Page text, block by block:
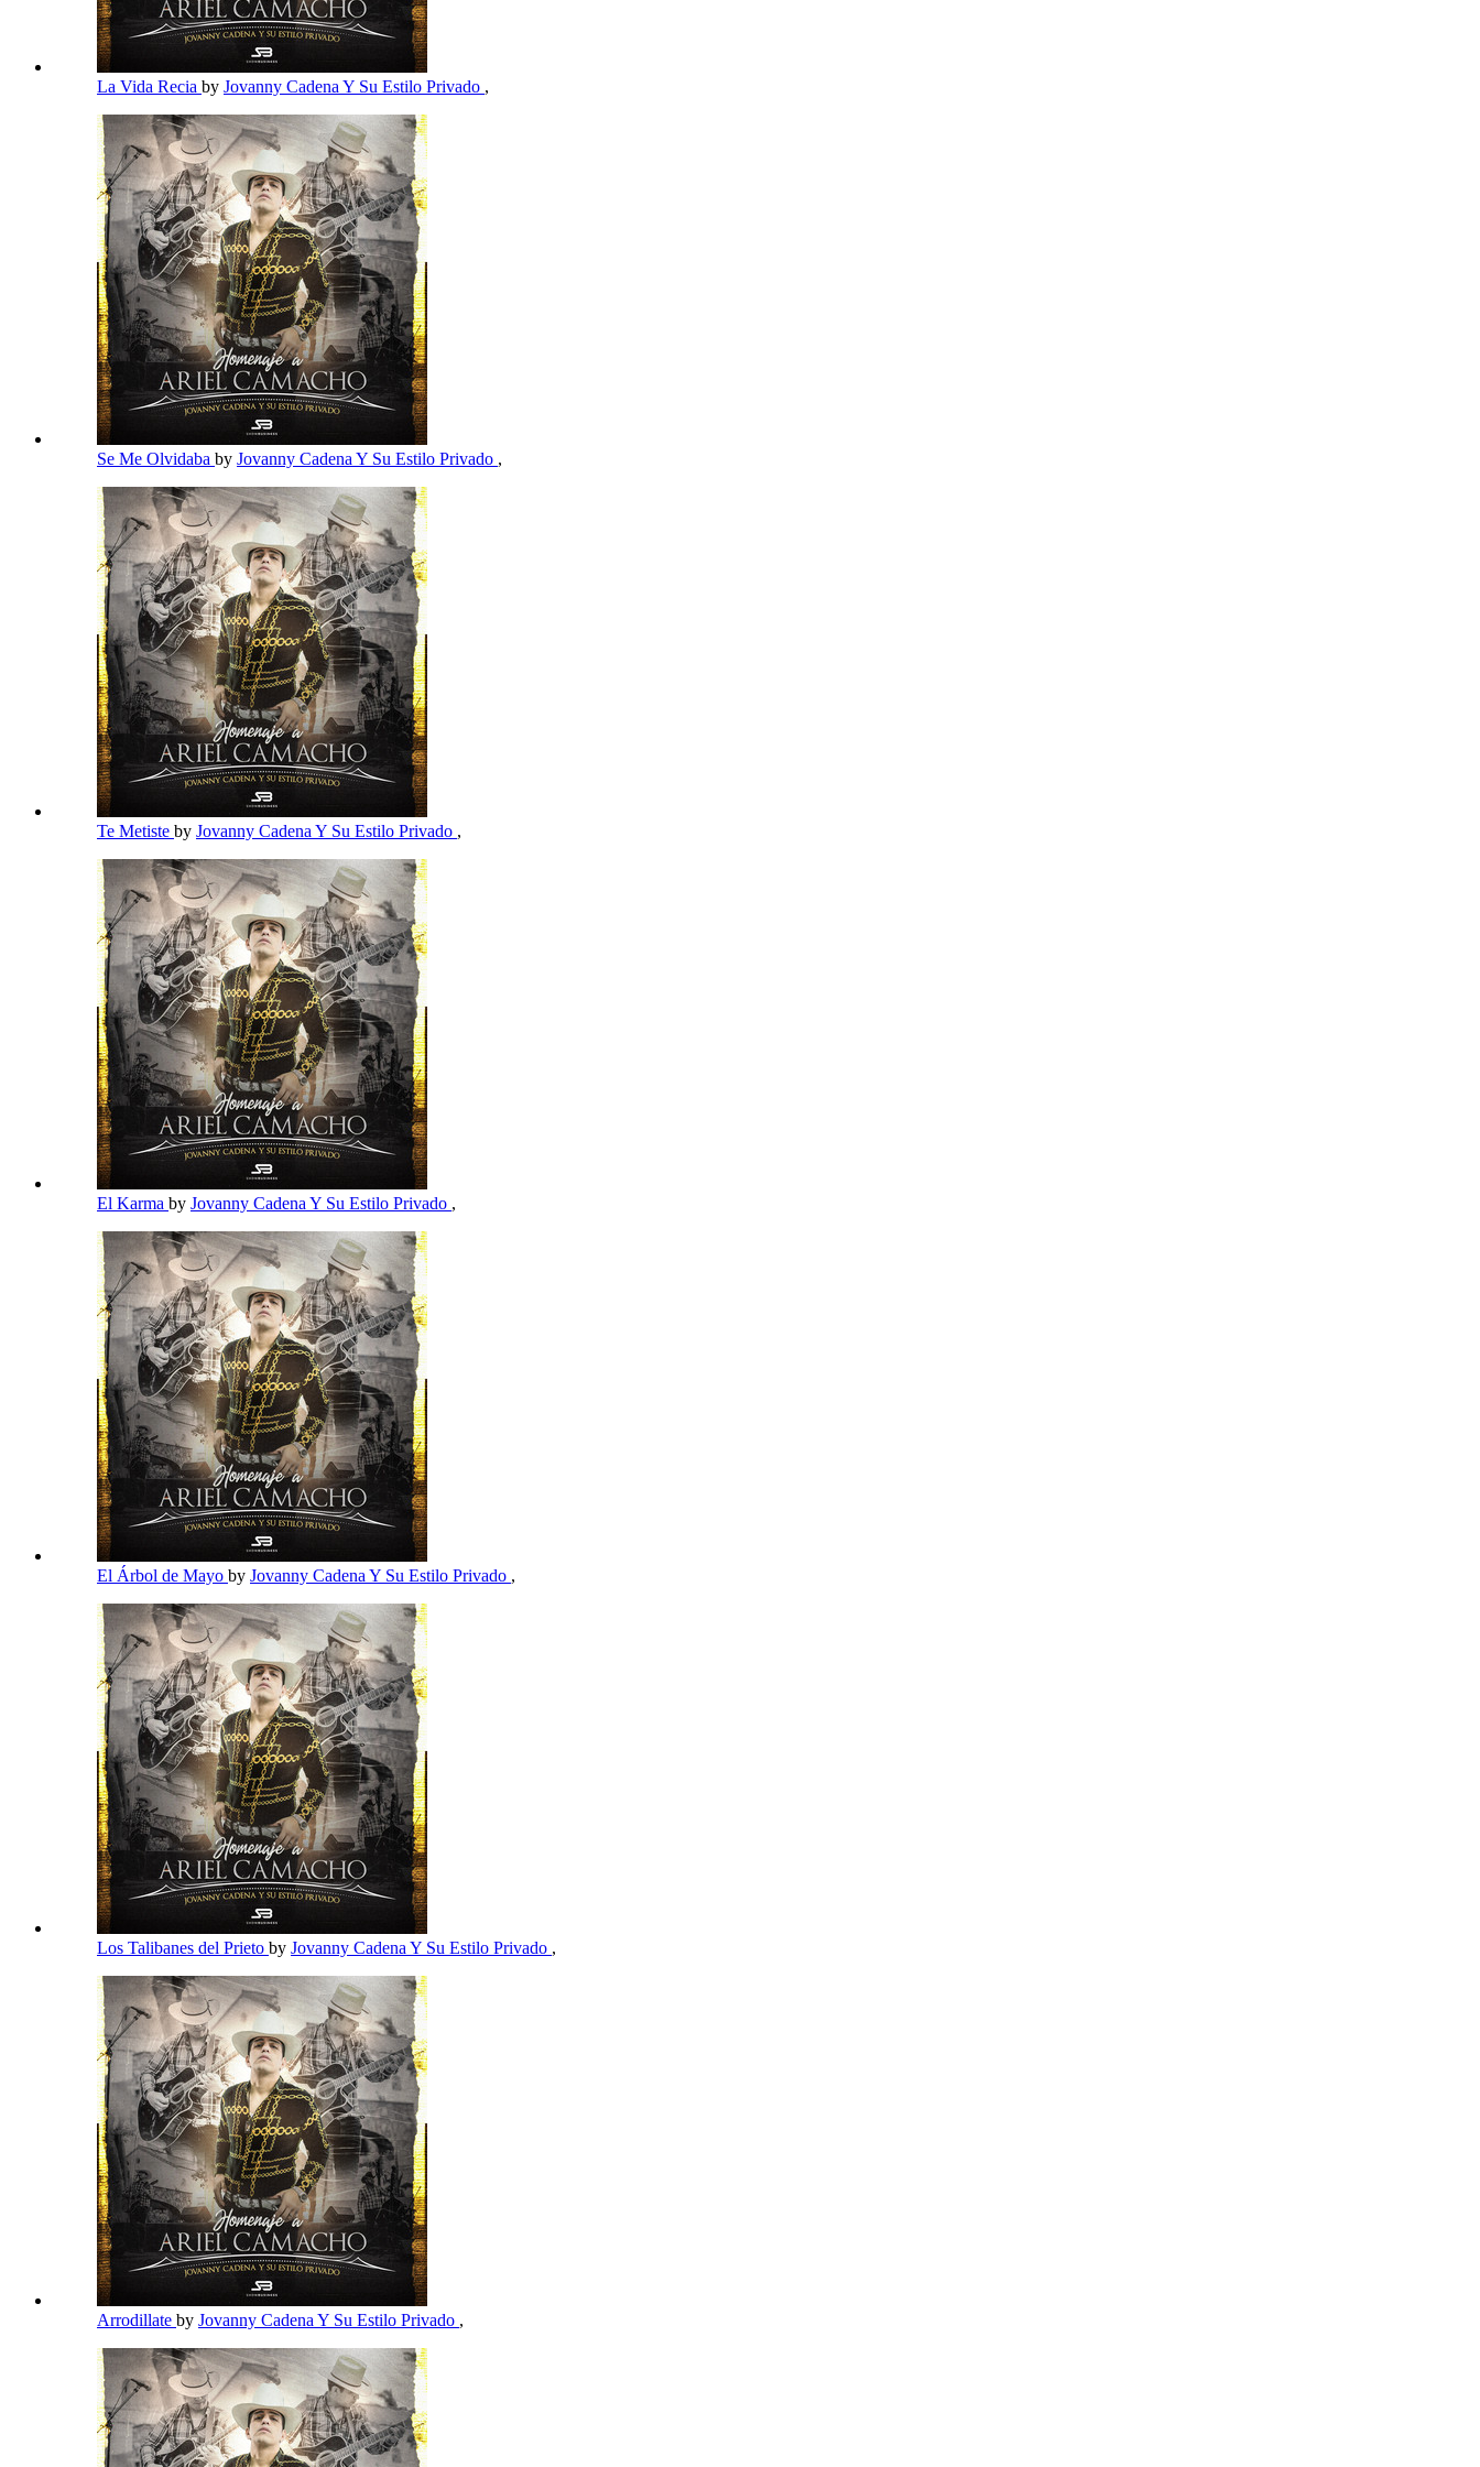
La Vida Recia by Jovanny Cadena Y Su Estilo Privado ,
Se Me Olvidaba by Jovanny Cadena Y Su Estilo Privado ,
Te Metiste by Jovanny Cadena Y Su Estilo Privado ,
El Karma by Jovanny Cadena Y Su Estilo Privado ,
El Árbol de Mayo by Jovanny Cadena Y Su Estilo Privado ,
Los Talibanes del Prieto by Jovanny Cadena Y Su Estilo Privado ,
Arrodillate by Jovanny Cadena Y Su Estilo Privado ,